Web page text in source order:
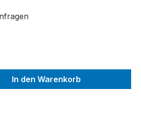
gewünschten Wert
In den Warenkorb